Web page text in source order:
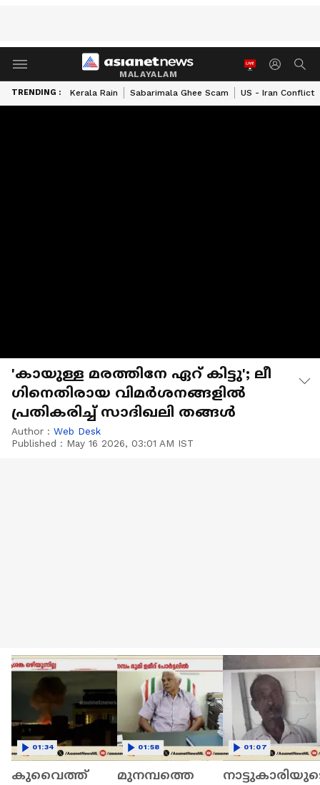
MALAYALAM
TRENDING : Kerala Rain Sabarimala Ghee Scam US - Iran Conflict
'കായുള്ള മരത്തിനേ ഏറ് കിട്ടു'; ലീ​
ഗിനെതിരായ വിമർശനങ്ങളിൽ
പ്രതികരിച്ച് സാദിഖലി തങ്ങൾ
Author : Web Desk
Published : May 16 2026, 03:01 AM IST
കുവെെത്ത്
01:34
മുനമ്പത്തെ
01:58 01:07